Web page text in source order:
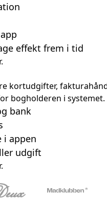
effekt frem i tid
kortudgifter,
bogholderen i systemet.
bank
i appen
udgift